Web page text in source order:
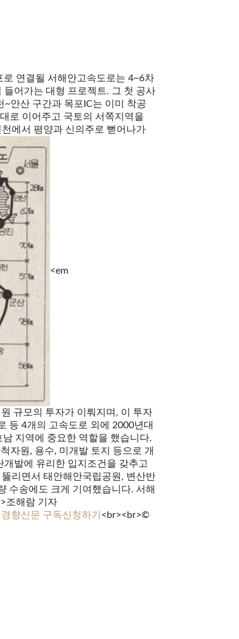
연결될 서해안고속도로는 4~6차
어가는 대형 프로젝트. 그 첫 공사
안산 구간과 목포IC는 이미 착공
로 이어주고 국토의 서쪽지역을
에서 평양과 신의주로 뻗어나가
<em
규모의 투자가 이뤄지며, 이 투자
등 4개의 고속도로 외에 2000년대
지역에 중요한 역할을 했습니다.
자원, 용수, 미개발 토지 등으로 개
발에 유리한 입지조건을 갖추고
리면서 태안해안국립공원, 변산반
수송에도 크게 기여했습니다. 서해
조해람 기자
향신문 구독신청하기 <br><br>©